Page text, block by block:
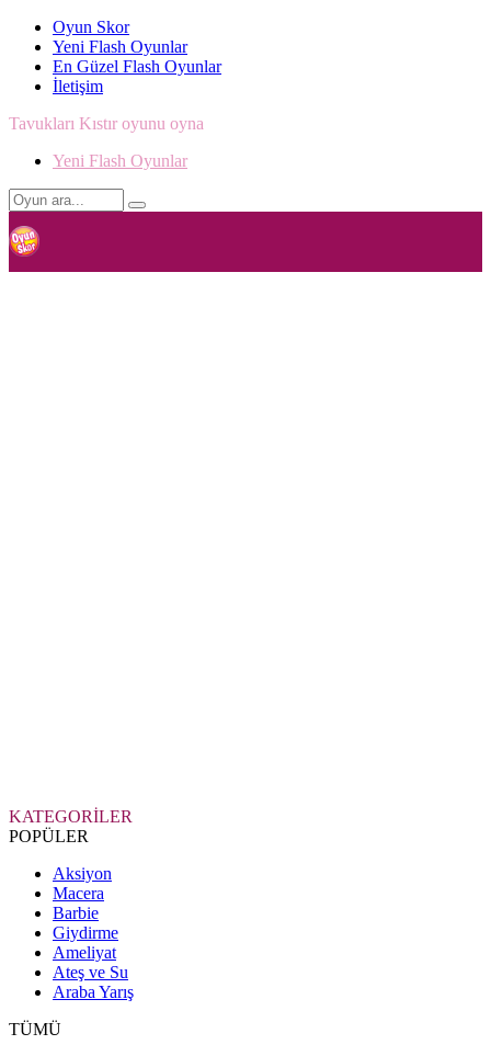
Oyun Skor
Yeni Flash Oyunlar
En Güzel Flash Oyunlar
İletişim
Tavukları Kıstır oyunu oyna
Yeni Flash Oyunlar
KATEGORİLER
POPÜLER
Aksiyon
Macera
Barbie
Giydirme
Ameliyat
Ateş ve Su
Araba Yarış
TÜMÜ